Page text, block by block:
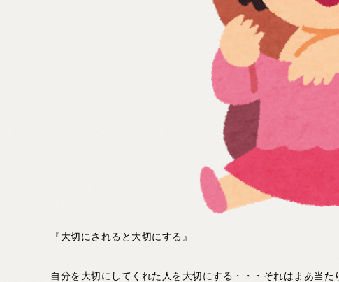
『大切にされると大切にする』
自分を大切にしてくれた人を大切にする・・・それはまあ当た